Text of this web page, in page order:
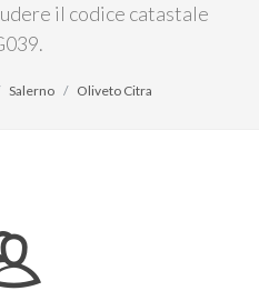
il codice catastale
Salerno Oliveto Citra